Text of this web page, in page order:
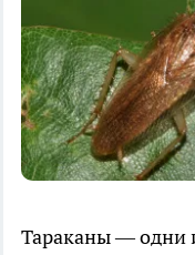
Тараканы — одни